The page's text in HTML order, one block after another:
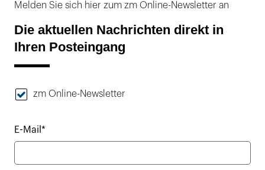
Melden Sie sich hier zum zm Online-Newsletter an
Die aktuellen Nachrichten direkt in
Ihren Posteingang
zm Online-Newsletter
E-Mail*